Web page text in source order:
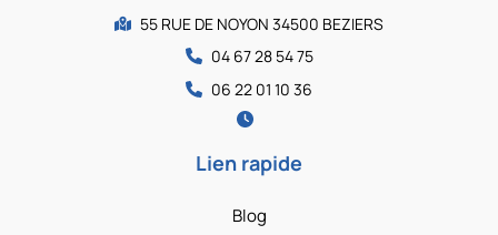
55 RUE DE NOYON 34500 BEZIERS
04 67 28 54 75
06 22 01 10 36
Lien rapide
Blog